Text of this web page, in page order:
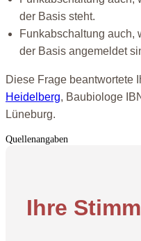
der Basis steht.
Funkabschaltung auch,
der Basis angemeldet
Diese Frage beantwortete
Heidelberg, Baubiologe
Lüneburg.
Quellenangaben
Ihre